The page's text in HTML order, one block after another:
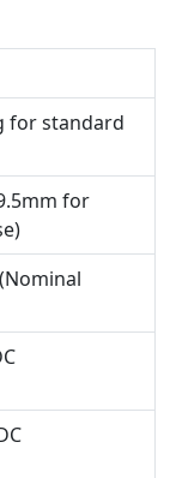
for standard
for